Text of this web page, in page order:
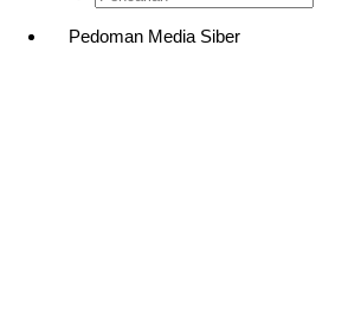
Pedoman Media Siber